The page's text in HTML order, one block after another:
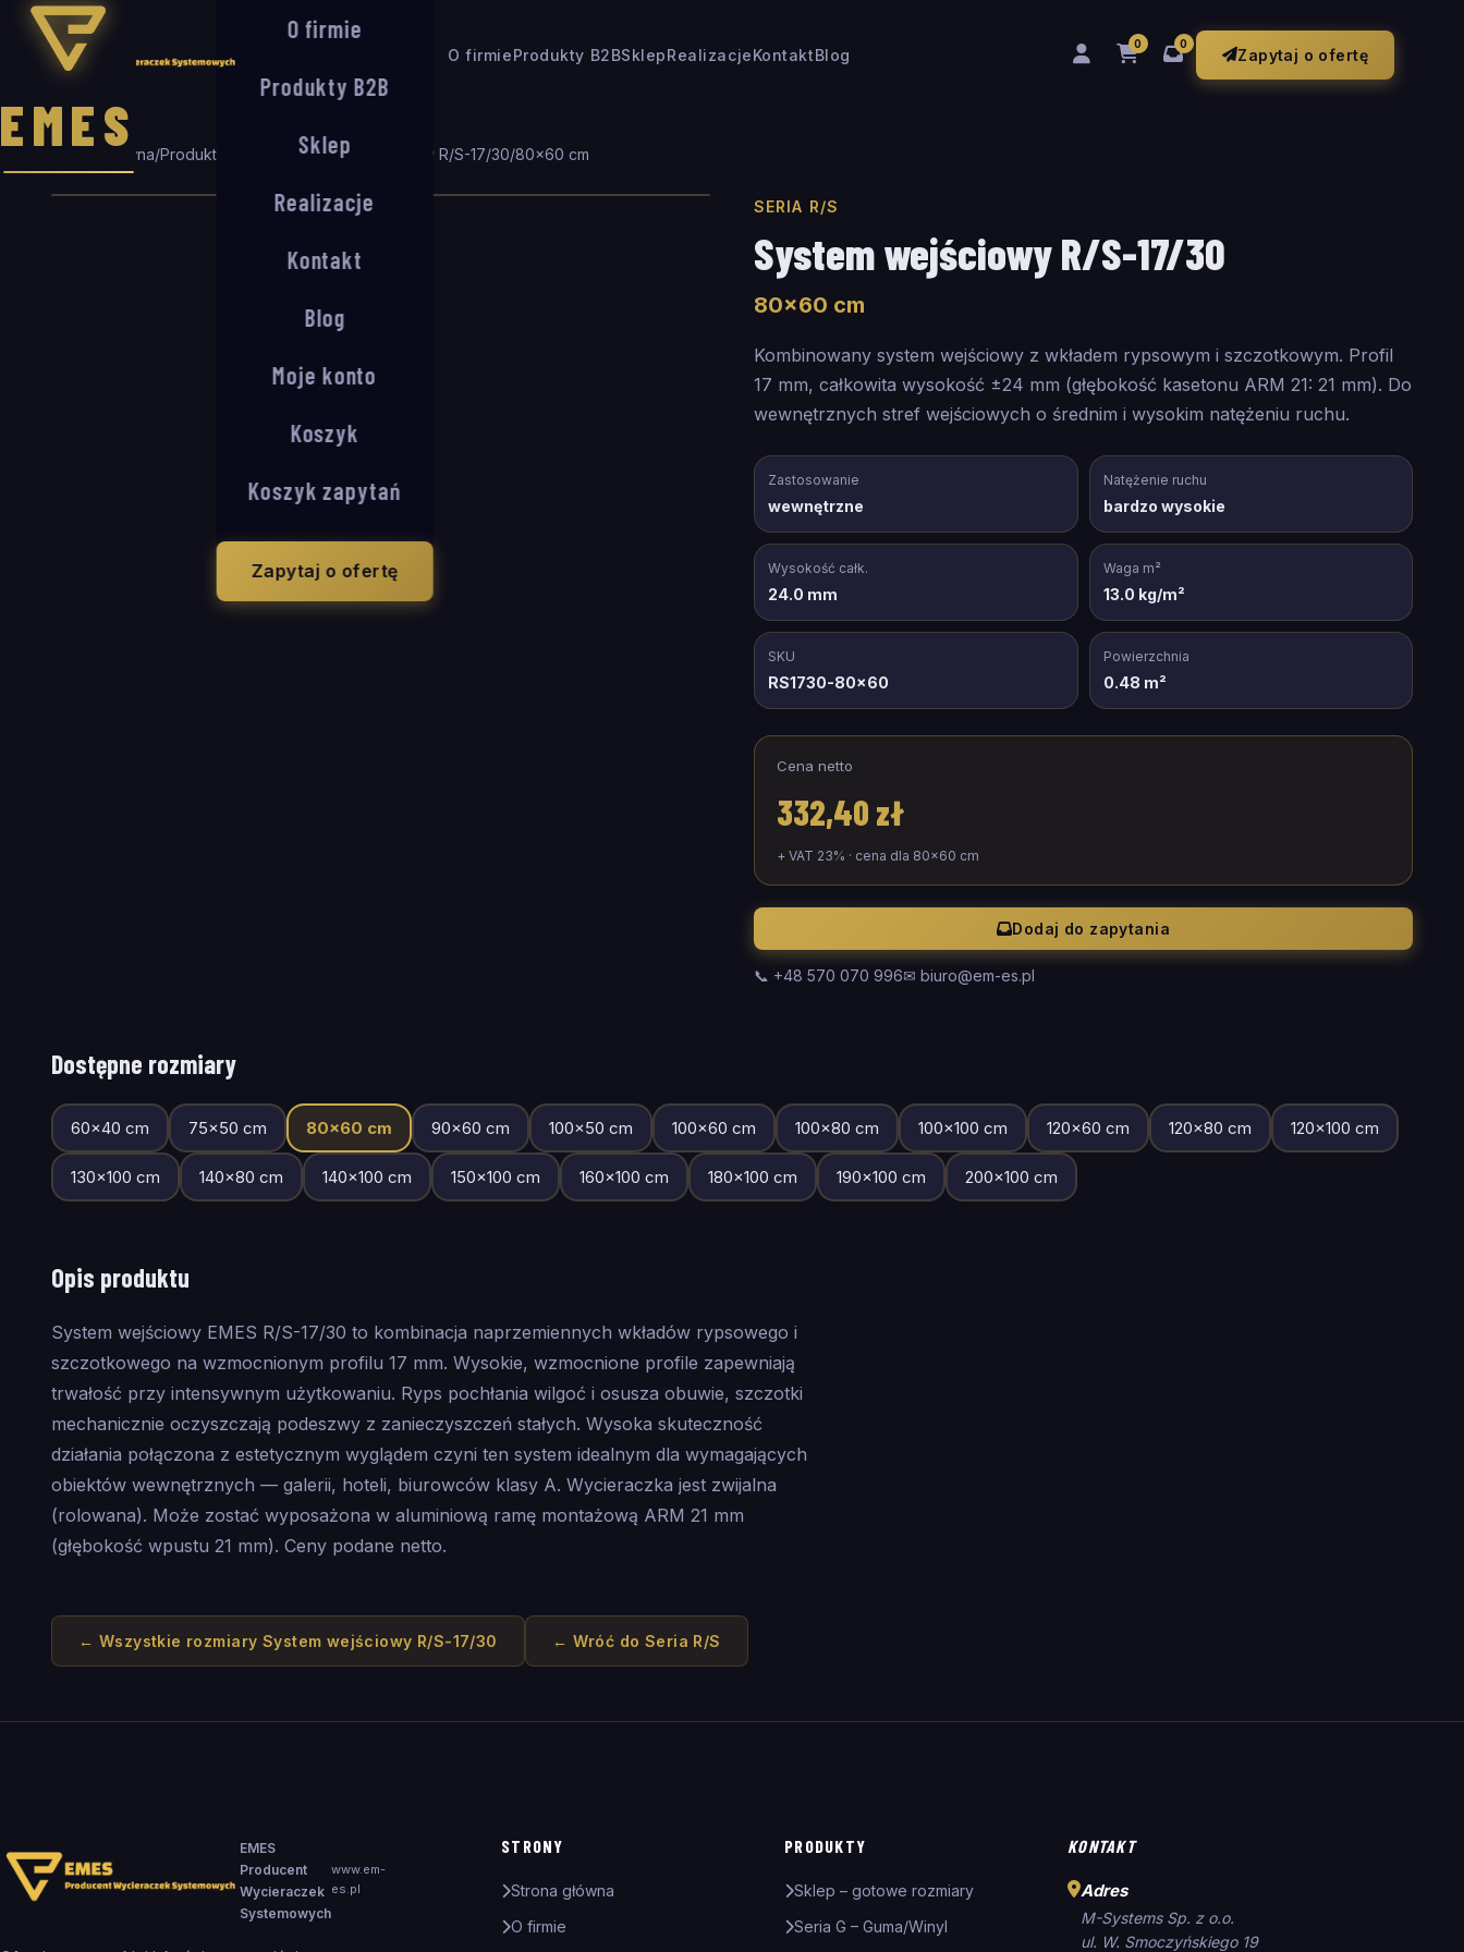
EMES
O firmieProdukty B2BSklepRealizacjeKontaktBlog
0 0
Zapytaj o ofertę
O firmie
Produkty B2B
Sklep
Realizacje
Kontakt
Blog
Moje konto
Koszyk
Koszyk zapytań
Zapytaj o ofertę
Strona główna/Produkty /System wejściowy R/S-17/30/80×60 cm
SERIA R/S
System wejściowy R/S-17/30
80×60 cm
Kombinowany system wejściowy z wkładem rypsowym i szczotkowym. Profil
17 mm, całkowita wysokość ±24 mm (głębokość kasetonu ARM 21: 21 mm). Do
wewnętrznych stref wejściowych o średnim i wysokim natężeniu ruchu.
Zastosowanie
wewnętrzne
Natężenie ruchu
bardzo wysokie
Wysokość całk.
24.0 mm
Waga m²
13.0 kg/m²
SKU
RS1730-80x60
Powierzchnia
0.48 m²
Cena netto
332,40 zł
+ VAT 23% · cena dla 80×60 cm
Dodaj do zapytania
📞 +48 570 070 996✉ biuro@em-es.pl
Dostępne rozmiary
60×40 cm 75×50 cm 80×60 cm 90×60 cm 100×50 cm 100×60 cm 100×80 cm 100×100 cm 120×60 cm 120×80 cm 120×100 cm
130×100 cm 140×80 cm 140×100 cm 150×100 cm 160×100 cm 180×100 cm 190×100 cm 200×100 cm
Opis produktu
System wejściowy EMES R/S-17/30 to kombinacja naprzemiennych wkładów rypsowego i
szczotkowego na wzmocnionym profilu 17 mm. Wysokie, wzmocnione profile zapewniają
trwałość przy intensywnym użytkowaniu. Ryps pochłania wilgoć i osusza obuwie, szczotki
mechanicznie oczyszczają podeszwy z zanieczyszczeń stałych. Wysoka skuteczność
działania połączona z estetycznym wyglądem czyni ten system idealnym dla wymagających
obiektów wewnętrznych — galerii, hoteli, biurowców klasy A. Wycieraczka jest zwijalna
(rolowana). Może zostać wyposażona w aluminiową ramę montażową ARM 21 mm
(głębokość wpustu 21 mm). Ceny podane netto.
← Wszystkie rozmiary System wejściowy R/S-17/30 ← Wróć do Seria R/S
EMES
Producent
Wycieraczek
Systemowych
www.em-
es.pl
STRONY
Strona główna
O firmie
PRODUKTY
Sklep – gotowe rozmiary
Seria G – Guma/Winyl
KONTAKT
Adres
M-Systems Sp. z o.o.
ul. W. Smoczyńskiego 19